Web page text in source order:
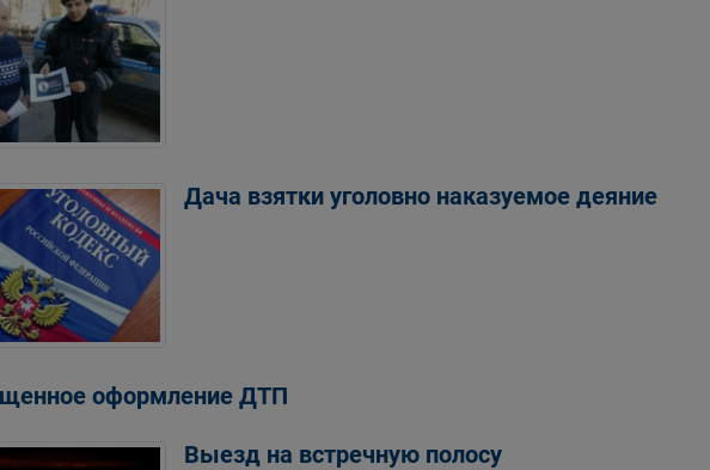
Дача взятки уголовно наказуемое деяние
оформление ДТП
Выезд на встречную полосу